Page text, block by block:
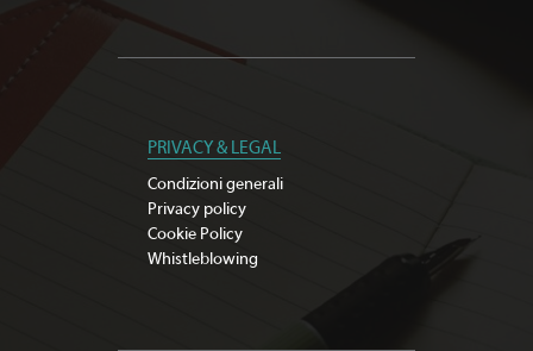
PRIVACY & LEGAL
Condizioni generali
Privacy policy
Cookie Policy
Whistleblowing